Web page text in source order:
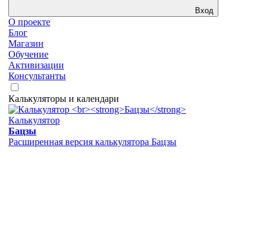
Вход
О проекте
Блог
Магазин
Обучение
Активизации
Консультанты
Калькуляторы и календари
Калькулятор
Бацзы
Расширенная версия калькулятора Бацзы